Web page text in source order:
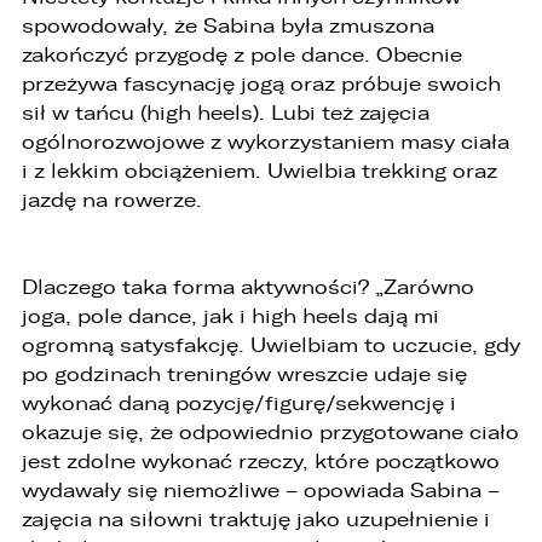
spowodowały, że Sabina była zmuszona
zakończyć przygodę z pole dance. Obecnie
przeżywa fascynację jogą oraz próbuje swoich
sił w tańcu (high heels). Lubi też zajęcia
ogólnorozwojowe z wykorzystaniem masy ciała
i z lekkim obciążeniem. Uwielbia trekking oraz
jazdę na rowerze.
Dlaczego taka forma aktywności? „Zarówno
joga, pole dance, jak i high heels dają mi
ogromną satysfakcję. Uwielbiam to uczucie, gdy
po godzinach treningów wreszcie udaje się
wykonać daną pozycję/figurę/sekwencję i
okazuje się, że odpowiednio przygotowane ciało
jest zdolne wykonać rzeczy, które początkowo
wydawały się niemożliwe – opowiada Sabina –
zajęcia na siłowni traktuję jako uzupełnienie i
1. Współadministratorami danych osobowych
są:
1. LELLEK sp. z o.o. ul. Opolska 2c 45-960 Opole,
2. LELLEK Gliwice sp. z o.o. ul. Portowa 2 44-100
Gliwice,
200 Kędzierzyn- Koźle,
4. LELLEK Katowice sp. z o.o. Oddział w
1. Kontakt z Inspektorem Ochrony Danych -
2. Numer telefonu – Biuro Obsługi Klienta: 801
535 535.
3. Państwa dane osobowe przetwarzane będą
w celu:
obsługi klienta,